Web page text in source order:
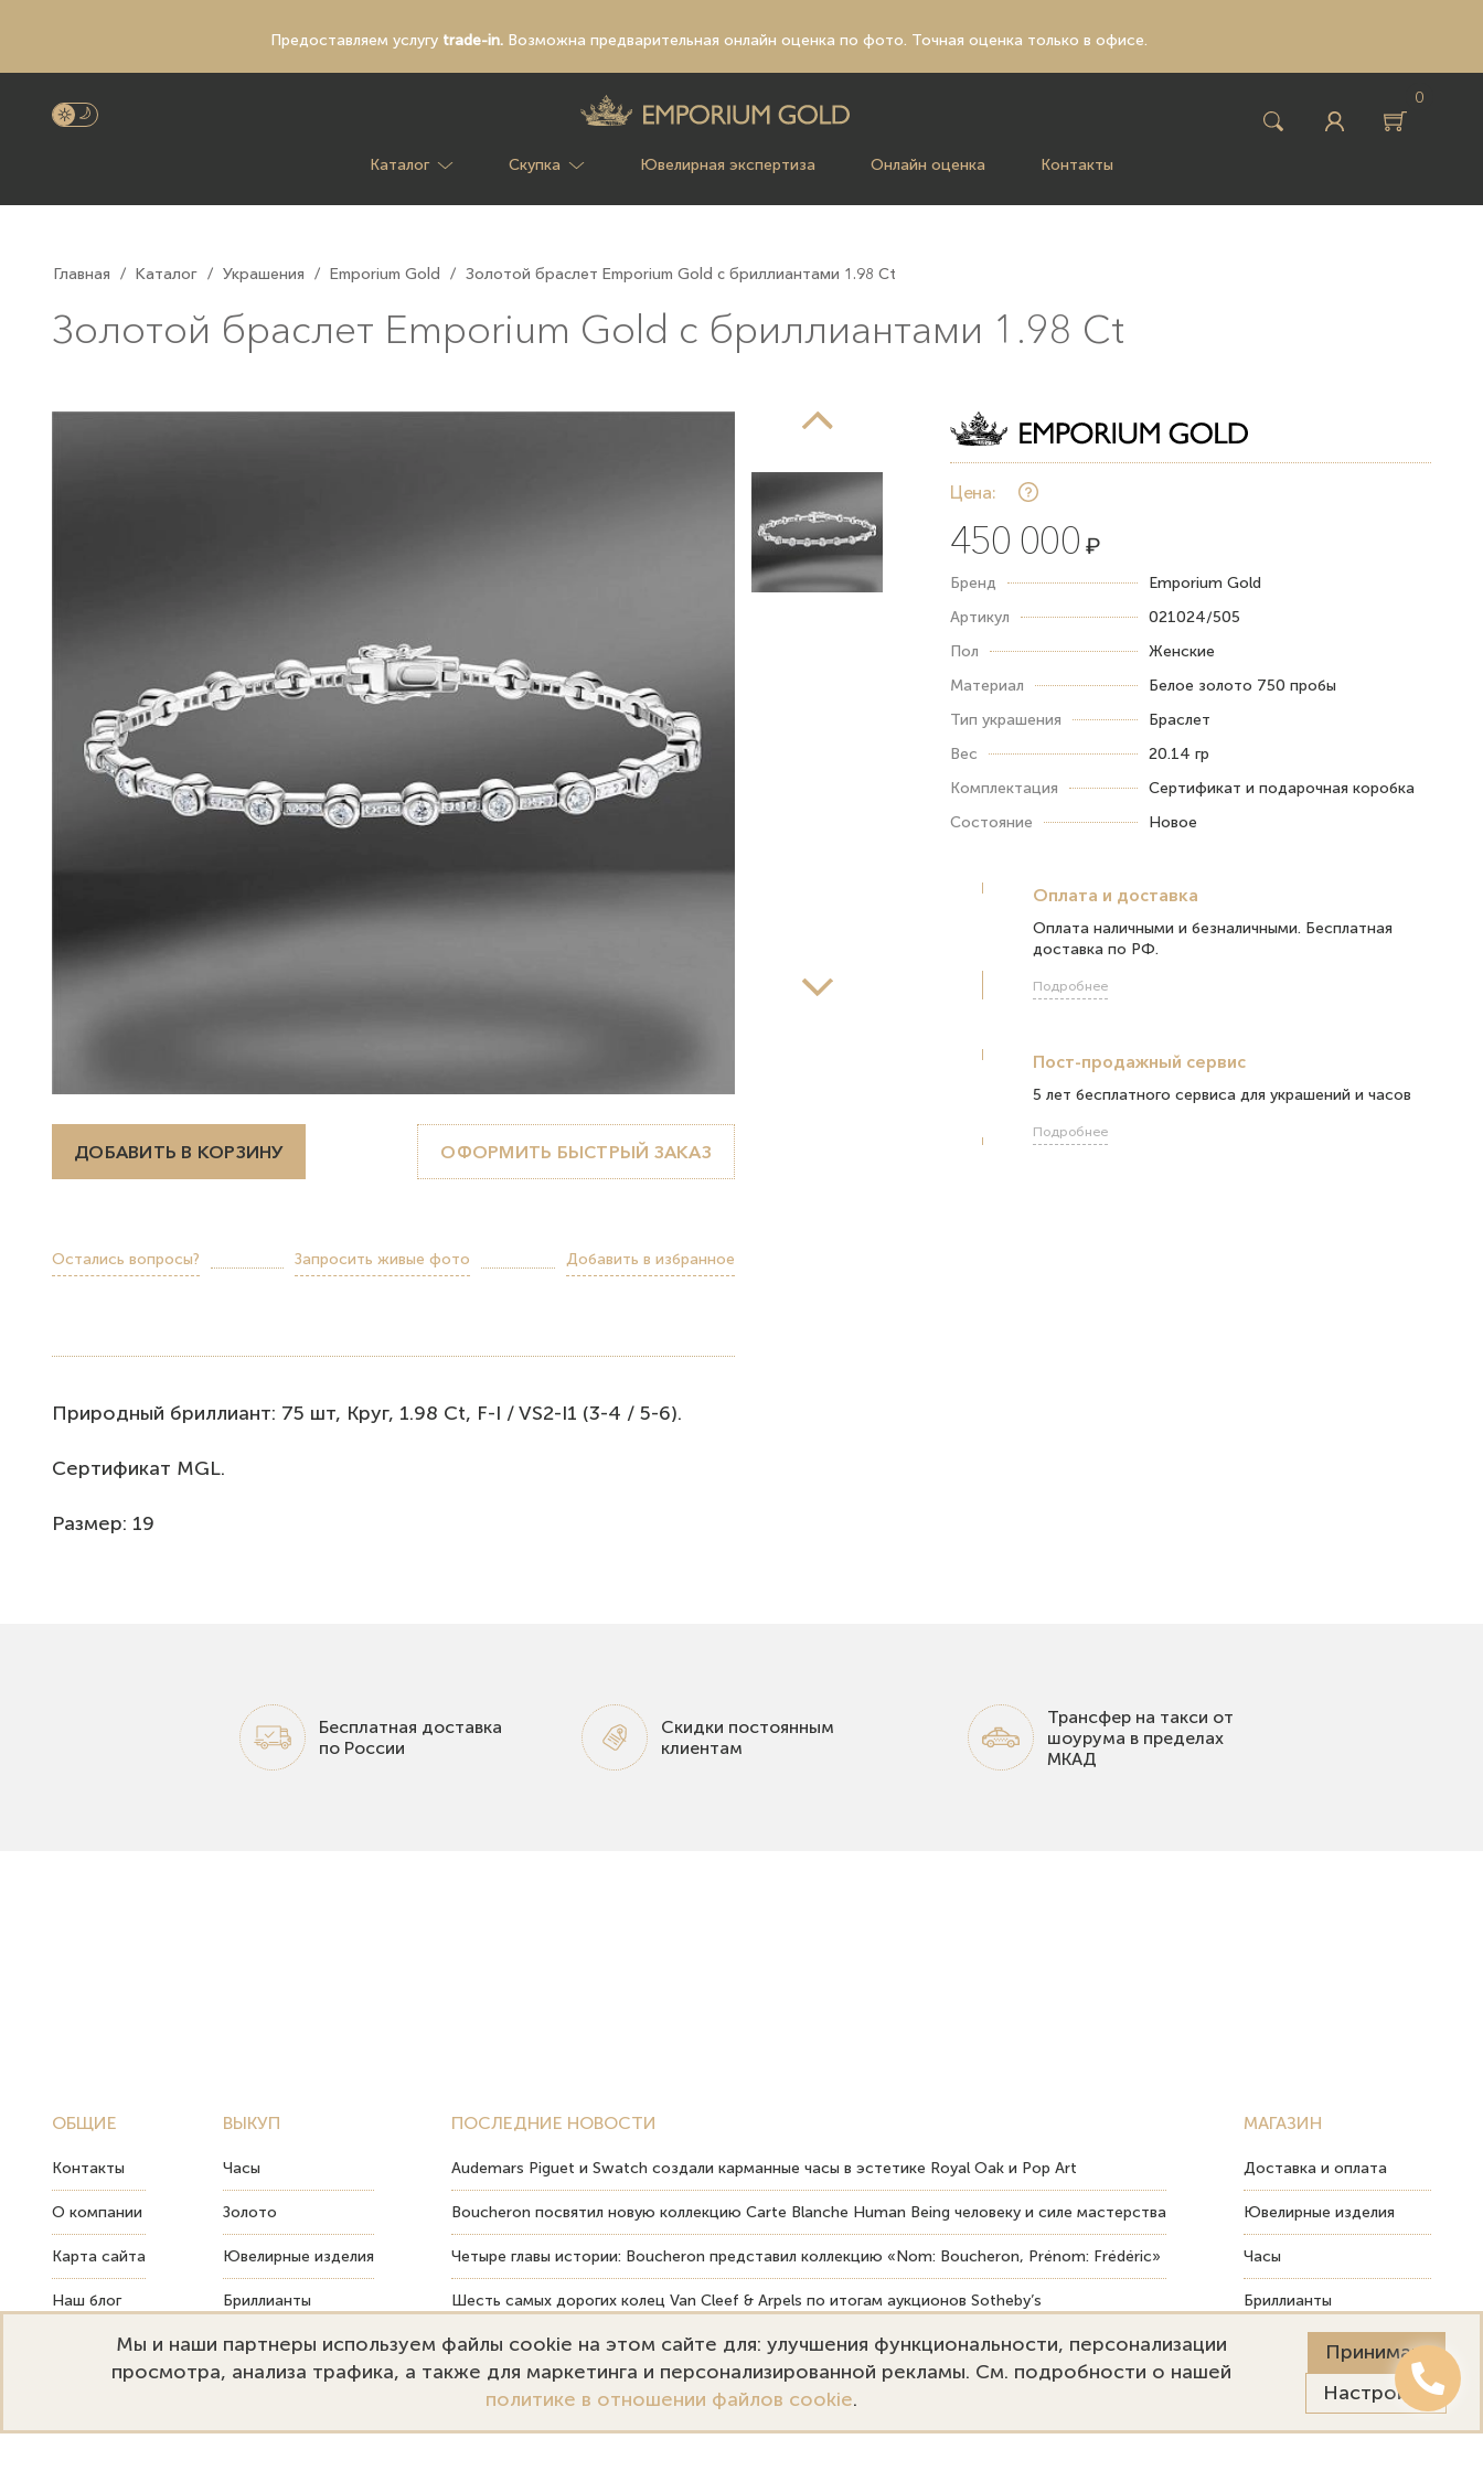
Предоставляем услугу trade-in.Возможна предварительная онлайн оценка по фото. Точная оценка только в офисе.
0
Каталог Скупка Ювелирная экспертиза Онлайн оценка Контакты
Главная / Каталог / Украшения / Emporium Gold / Золотой браслет Emporium Gold с бриллиантами 1.98 Ct
Золотой браслет Emporium Gold с бриллиантами 1.98 Ct
ДОБАВИТЬ В КОРЗИНУ ОФОРМИТЬ БЫСТРЫЙ ЗАКАЗ
Остались вопросы? Запросить живые фото Добавить в избранное
Природный бриллиант: 75 шт, Круг, 1.98 Ct, F-I / VS2-I1 (3-4 / 5-6).
Сертификат MGL.
Размер: 19
Цена:
450 000 ₽
Бренд
Emporium Gold
Артикул
021024/505
Пол
Женские
Материал
Белое золото 750 пробы
Тип украшения
Браслет
Вес
20.14 гр
Комплектация
Сертификат и подарочная коробка
Состояние
Новое
Оплата и доставка
Оплата наличными и безналичными. Бесплатная
доставка по РФ.
Подробнее
Пост-продажный сервис
5 лет бесплатного сервиса для украшений и часов
Подробнее
Бесплатная доставка
по России
Скидки постоянным
клиентам
Трансфер на такси от
шоурума в пределах
МКАД
ОБЩИЕ
Контакты
О компании
Карта сайта
Наш блог
ВЫКУП
Часы
Золото
Ювелирные изделия
Бриллианты
Монеты
ПОСЛЕДНИЕ НОВОСТИ
Audemars Piguet и Swatch создали карманные часы в эстетике Royal Oak и Pop Art
Boucheron посвятил новую коллекцию Carte Blanche Human Being человеку и силе мастерства
Четыре главы истории: Boucheron представил коллекцию «Nom: Boucheron, Prénom: Frédéric»
Шесть самых дорогих колец Van Cleef & Arpels по итогам аукционов Sotheby’s
Как твердость драгоценных камней влияет на долговечность ювелирных изделий
МАГАЗИН
Доставка и оплата
Ювелирные изделия
Часы
Бриллианты
Пост-продажный сервис
Мы и наши партнеры используем файлы cookie на этом сайте для: улучшения функциональности, персонализации
просмотра, анализа трафика, а также для маркетинга и персонализированной рекламы. См. подробности о нашей
политике в отношении файлов cookie.
Принимаю
Настройки